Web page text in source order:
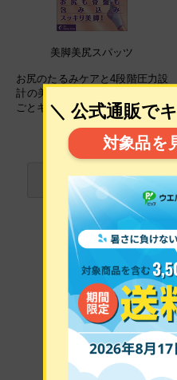
美脚美尻スパッツ
お尻のたるみケアと4段階圧力設
計の美脚ケアで、下半身をまる
ごとキュッとひきしめ！